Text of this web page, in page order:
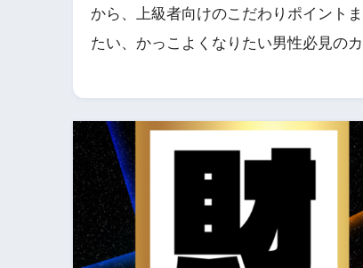
から、上級者向けのこだわりポイント
たい、かっこよくなりたい男性必見のカ